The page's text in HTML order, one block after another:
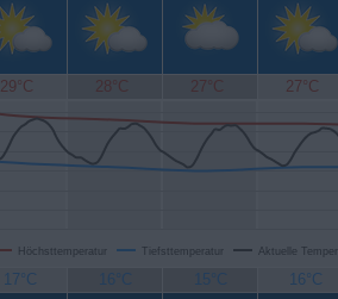
29°C 28°C 27°C 27°C
Höchsttemperatur Tiefsttemperatur Aktuelle
17°C 16°C 15°C 16°C